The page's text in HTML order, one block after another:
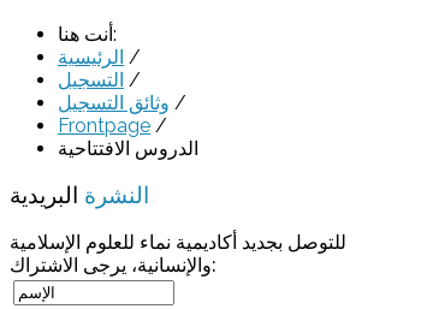
أنت هنا:
الرئيسية /
التسجيل /
وثائق التسجيل /
Frontpage /
الدروس الافتتاحية
النشرة البريدية
للتوصل بجديد أكاديمية نماء للعلوم الإسلامية
والإنسانية، يرجى الاشتراك: